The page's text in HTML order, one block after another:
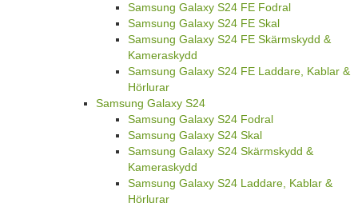
Samsung Galaxy S24 FE Fodral
Samsung Galaxy S24 FE Skal
Samsung Galaxy S24 FE Skärmskydd &
Kameraskydd
Samsung Galaxy S24 FE Laddare, Kablar &
Hörlurar
Samsung Galaxy S24
Samsung Galaxy S24 Fodral
Samsung Galaxy S24 Skal
Samsung Galaxy S24 Skärmskydd &
Kameraskydd
Samsung Galaxy S24 Laddare, Kablar &
Hörlurar